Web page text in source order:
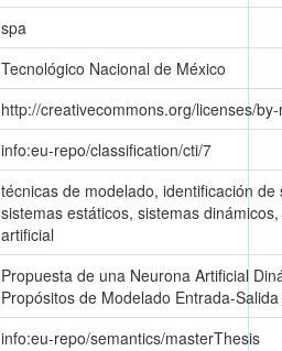
spa
Tecnológico Nacional de México
http://creativecommons.org/licenses/
info:eu-repo/classification/cti/7
técnicas de modelado, identificación de
sistemas estáticos, sistemas
artificial
Propuesta de una Neurona Artificial
Propósitos de Modelado Entrada-Salida
info:eu-repo/semantics/masterThesis